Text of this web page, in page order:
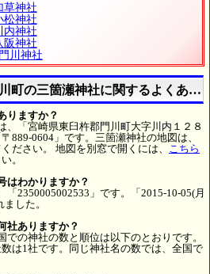
草神社
松神社
内神社
阪神社
門川神社
町の三箇瀬神社に関するよくある
りますか？
、「宮崎県東臼杵郡門川町大字川内１２８
889-0604」です。三箇瀬神社の地図は、
ください。 地図を別窓で開くには、
こちら
。
はわかりますか？
「2350005002533」です。「2015-10-05(月
した。
社ありますか？
での神社の数と順位は以下のとおりです。
は1社です。同じ神社名の数では、全国で